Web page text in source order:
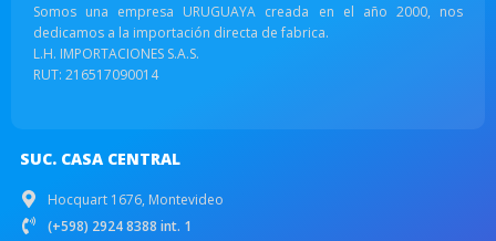
Somos una empresa URUGUAYA creada en el año 2000, nos
dedicamos a la importación directa de fabrica.
L.H. IMPORTACIONES S.A.S.
RUT: 216517090014
SUC. CASA CENTRAL
Hocquart 1676, Montevideo
(+598) 2924 8388 int. 1